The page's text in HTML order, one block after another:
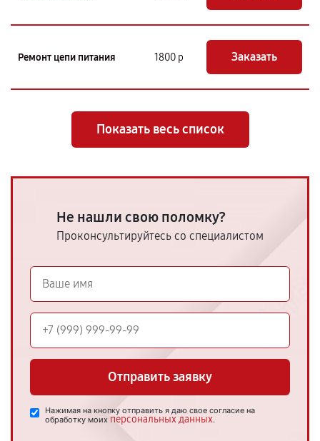
Ремонт цепи питания 1800 р Заказать
Показать весь список
Не нашли свою поломку?
Проконсультируйтесь со специалистом
Отправить заявку
Нажимая на кнопку отправить я даю свое согласие на
обработку моих персональных данных.